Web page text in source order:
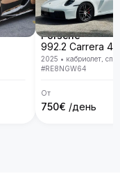
Porsche
2025 • кабриолет,
#RE8NGW64
От
750€ /день